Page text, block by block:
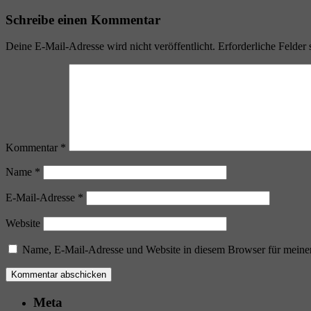
Schreibe einen Kommentar
Deine E-Mail-Adresse wird nicht veröffentlicht. Erforderliche Felder
Kommentar *
Name *
E-Mail-Adresse *
Website
Name, E-Mail-Adresse und Website in diesem Browser für
Meta